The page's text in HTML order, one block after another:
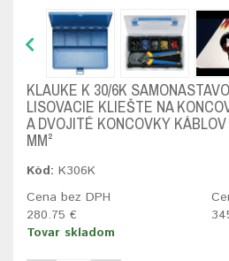
KLAUKE K 30/6K
LISOVACIE KLIEŠTE NA
A DVOJITÉ KONCOVKY
MM²
Kód: K306K
Cena bez DPH
280.75 €
Tovar skladom